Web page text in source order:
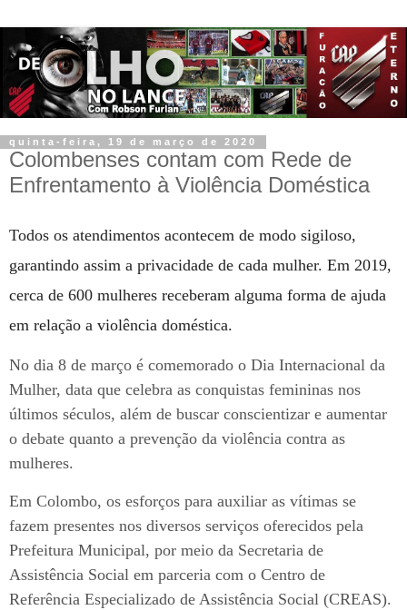
quinta-feira, 19 de março de 2020
Colombenses contam com Rede de
Enfrentamento à Violência Doméstica
Todos os atendimentos acontecem de modo sigiloso,
garantindo assim a privacidade de cada mulher. Em 2019,
cerca de 600 mulheres receberam alguma forma de ajuda
em relação a violência doméstica.
No dia 8 de março é comemorado o Dia Internacional da
Mulher, data que celebra as conquistas femininas nos
últimos séculos, além de buscar conscientizar e aumentar
o debate quanto a prevenção da violência contra as
mulheres.
Em Colombo, os esforços para auxiliar as vítimas se
fazem presentes nos diversos serviços oferecidos pela
Prefeitura Municipal, por meio da Secretaria de
Assistência Social em parceria com o Centro de
Referência Especializado de Assistência Social (CREAS).